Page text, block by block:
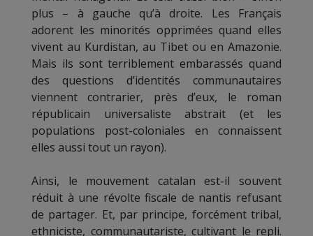
plus – à gauche qu’à droite. Les Français
adorent les minorités opprimées quand elles
vivent au Kurdistan, au Tibet ou en Amazonie.
Mais ils sont terriblement embarassés quand
des questions d’identités communautaires
viennent contrarier, près d’eux, le roman
républicain universaliste abstrait (et les
populations post-coloniales en connaissent
elles aussi tout un rayon).
Ainsi, le mouvement catalan est-il souvent
réduit à une révolte fiscale de nantis refusant
de partager. Et, par principe, forcément tribal,
ethniciste, communautariste, cultivant le repli.